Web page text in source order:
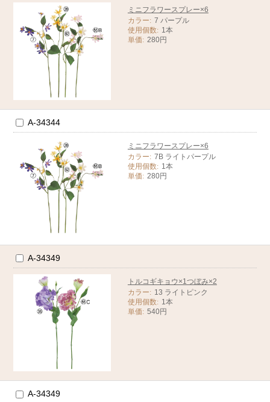
ミニフラワースプレー×6
カラー: 7 パープル
使用個数: 1本
単価: 280円
A-34344
ミニフラワースプレー×6
カラー: 7B ライトパープル
使用個数: 1本
単価: 280円
A-34349
トルコギキョウ×1つぼみ×2
カラー: 13 ライトピンク
使用個数: 1本
単価: 540円
A-34349